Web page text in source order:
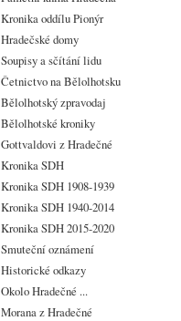
Kronika oddílu Pionýr
Hradečské domy
Soupisy a sčítání lidu
Četnictvo na Bělolhotsku
Bělolhotský zpravodaj
Bělolhotské kroniky
Gottvaldovi z Hradečné
Kronika SDH
Kronika SDH 1908-1939
Kronika SDH 1940-2014
Kronika SDH 2015-2020
Smuteční oznámení
Historické odkazy
Okolo Hradečné ...
Morana z Hradečné